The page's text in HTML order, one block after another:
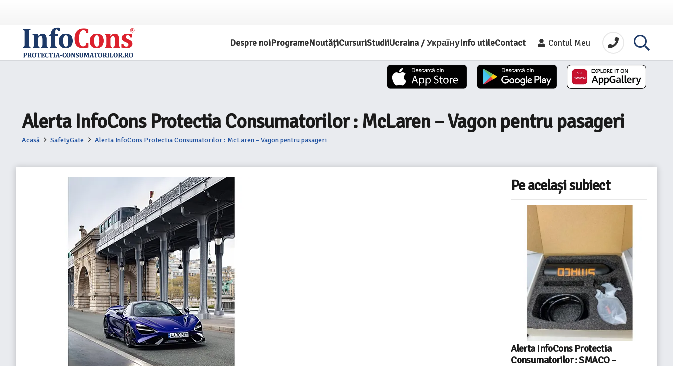
Despre noiProgrameNoutățiCursuriStudiiUcraina / УкраїнуInfo utileContact Contul Meu
Alerta InfoCons Protectia Consumatorilor : McLaren – Vagon pentru pasageri
Acasă SafetyGate Alerta InfoCons Protectia Consumatorilor : McLaren – Vagon pentru pasageri
Pe același subiect
Alerta InfoCons Protectia
Consumatorilor : SMACO –